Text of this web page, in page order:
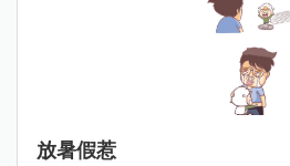
放暑假惹